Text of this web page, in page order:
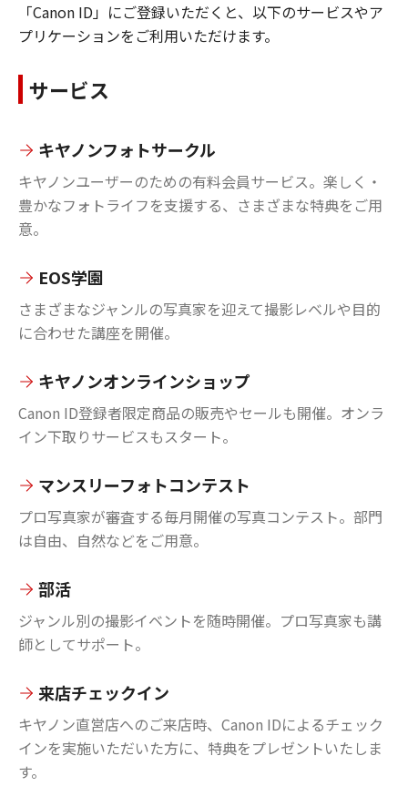
「Canon ID」にご登録いただくと、以下のサービスやア
プリケーションをご利用いただけます。
サービス
キヤノンフォトサークル
キヤノンユーザーのための有料会員サービス。楽しく・
豊かなフォトライフを支援する、さまざまな特典をご用
意。
EOS学園
さまざまなジャンルの写真家を迎えて撮影レベルや目的
に合わせた講座を開催。
キヤノンオンラインショップ
Canon ID登録者限定商品の販売やセールも開催。オンラ
イン下取りサービスもスタート。
マンスリーフォトコンテスト
プロ写真家が審査する毎月開催の写真コンテスト。部門
は自由、自然などをご用意。
部活
ジャンル別の撮影イベントを随時開催。プロ写真家も講
師としてサポート。
来店チェックイン
キヤノン直営店へのご来店時、Canon IDによるチェック
インを実施いただいた方に、特典をプレゼントいたしま
す。